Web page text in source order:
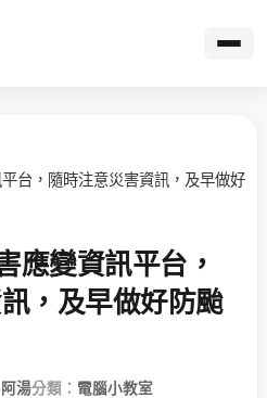
台，隨時注意災害資訊，及早做好
應變資訊平台，
，及早做好防颱
阿湯分類： 電腦小教室